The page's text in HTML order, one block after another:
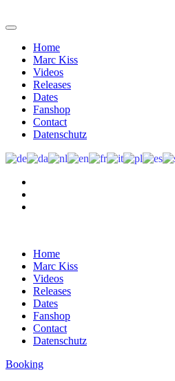
Home
Marc Kiss
Videos
Releases
Dates
Fanshop
Contact
Datenschutz
Home
Marc Kiss
Videos
Releases
Dates
Fanshop
Contact
Datenschutz
Booking